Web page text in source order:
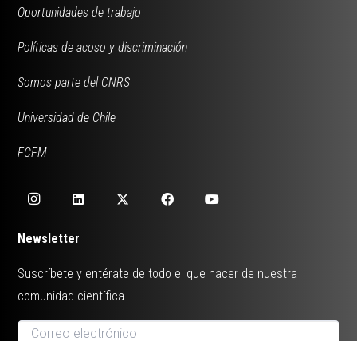
Oportunidades de trabajo
Políticas de acoso y discriminación
Somos parte del CNRS
Universidad de Chile
FCFM
Newsletter
Suscríbete y entérate de todo el que hacer de nuestra
comunidad científica.